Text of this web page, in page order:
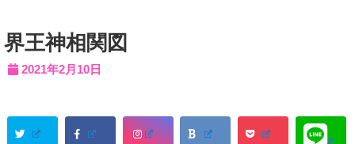
界王神相関図
2021年2月10日